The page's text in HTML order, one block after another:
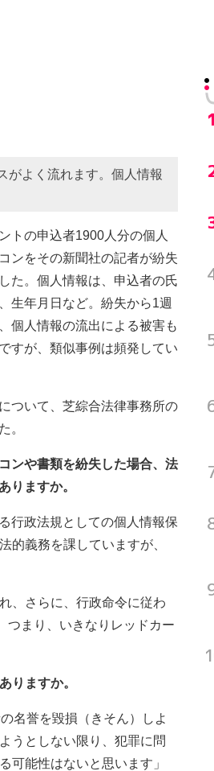
がよく流れます。個人情報
トの申込者1900人分の個人
ンをその新聞社の記者が紛失
た。個人情報は、申込者の氏
生年月日など。紛失から1週
個人情報の流出による被害も
すが、類似事例は頻発してい
ついて、芝綜合法律事務所の
。
ンや書類を紛失した場合、法
りますか。
行政法規としての個人情報保
的義務を課していますが、
、さらに、行政命令に従わ
つまり、いきなりレッドカー
りますか。
名誉を毀損（きそん）しよ
うとしない限り、犯罪に問
可能性はないと思います」